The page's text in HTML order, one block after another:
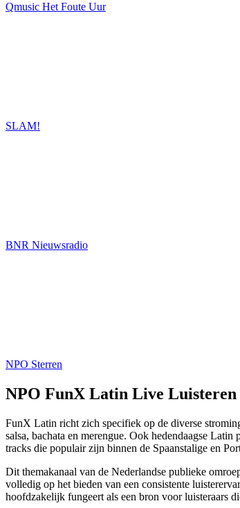
Qmusic Het Foute Uur
SLAM!
BNR Nieuwsradio
NPO Sterren
NPO FunX Latin Live Luisteren
FunX Latin richt zich specifiek op de diverse
salsa, bachata en merengue. Ook hedendaagse
tracks die populair zijn binnen de Spaanstalige en
Dit themakanaal van de Nederlandse publieke
volledig op het bieden van een consistente
hoofdzakelijk fungeert als een bron voor luisteraars